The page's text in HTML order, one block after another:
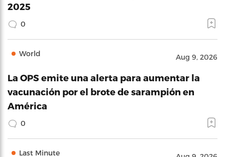
2025
0
World Aug 9, 2026
La OPS emite una alerta para aumentar la
vacunación por el brote de sarampión en
América
0
Last Minute